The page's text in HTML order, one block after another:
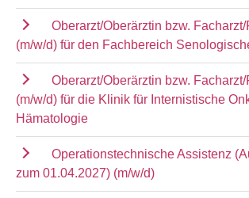
Oberarzt/Oberärztin bzw.
(m/w/d) für den Fachbereich
Oberarzt/Oberärztin bzw.
(m/w/d) für die Klinik für Internistische
Hämatologie
Operationstechnische Assistenz
zum 01.04.2027) (m/w/d)